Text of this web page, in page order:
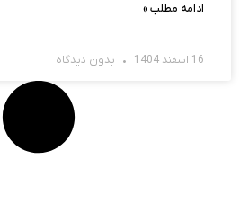
ادامه مطلب »
16 اسفند 1404 بدون دیدگاه